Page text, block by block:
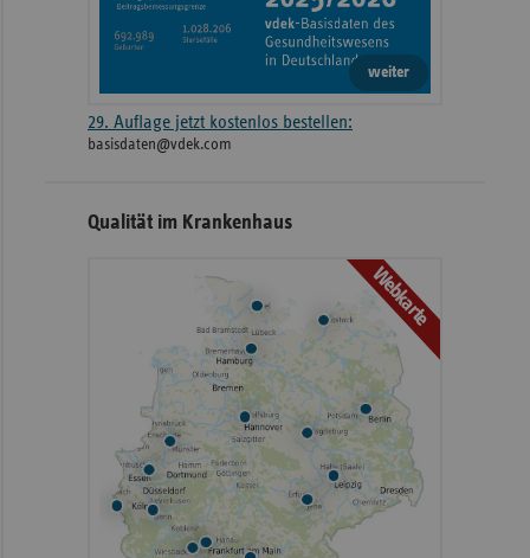
weiter
29. Auflage jetzt kostenlos bestellen:
basisdaten@vdek.com
Qualität im Krankenhaus
Webkarte